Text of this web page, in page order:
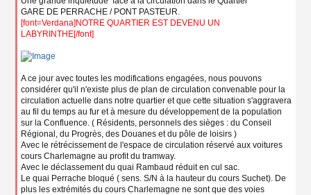
GARE DE PERRACHE / PONT PASTEUR.
[font=Verdana]NOTRE QUARTIER EST DEVENU UN
LABYRINTHE[/font]
A ce jour avec toutes les modifications engagées, nous pouvons
considérer qu'il n'existe plus de plan de circulation convenable pour la
circulation actuelle dans notre quartier et que cette situation s'aggravera
au fil du temps au fur et à mesure du développement de la population
sur la Confluence. ( Résidents, personnels des sièges : du Conseil
Régional, du Progrès, des Douanes et du pôle de loisirs )
Avec le rétrécissement de l'espace de circulation réservé aux voitures
cours Charlemagne au profit du tramway.
Avec le déclassement du quai Rambaud réduit en cul sac.
Le quai Perrache bloqué ( sens. S/N à la hauteur du cours Suchet). De
plus les extrémités du cours Charlemagne ne sont que des voies